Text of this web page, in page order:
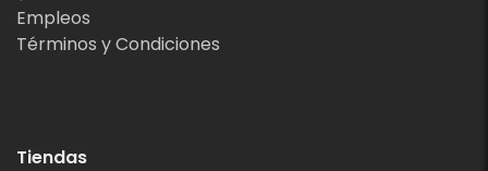
Empleos
Términos y Condiciones
Tiendas